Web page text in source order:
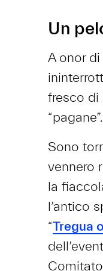
Un
A onor
fresco di
“pagane”.
Sono
vennero
la
l’antico
“Tregua